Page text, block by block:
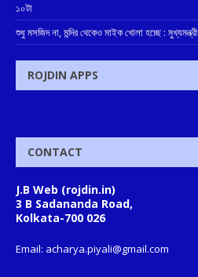
১০টা
শুধু মসজিদ না, মন্দির থেকেও মাইক খোলা হচ্ছে : মুখ্যমন্ত্রী
ROJDIN APPS
CONTACT
J.B Web (rojdin.in)
3 B Sadananda Road,
Kolkata-700 026
Email: acharya.piyali@gmail.com